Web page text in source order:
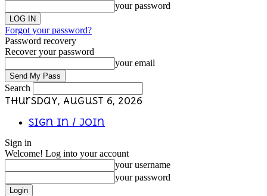
your password
Forgot your password?
Password recovery
Recover your password
your email
Search
Thursday, August 6, 2026
Sign in / Join
Sign in
Welcome! Log into your account
your username
your password